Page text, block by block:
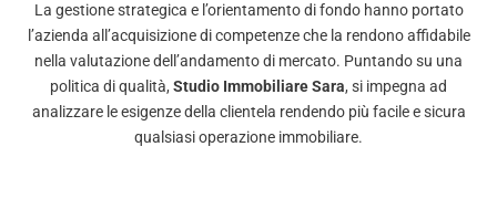
La gestione strategica e l’orientamento di fondo hanno portato
l’azienda all’acquisizione di competenze che la rendono affidabile
nella valutazione dell’andamento di mercato. Puntando su una
politica di qualità, Studio Immobiliare Sara, si impegna ad
analizzare le esigenze della clientela rendendo più facile e sicura
qualsiasi operazione immobiliare.